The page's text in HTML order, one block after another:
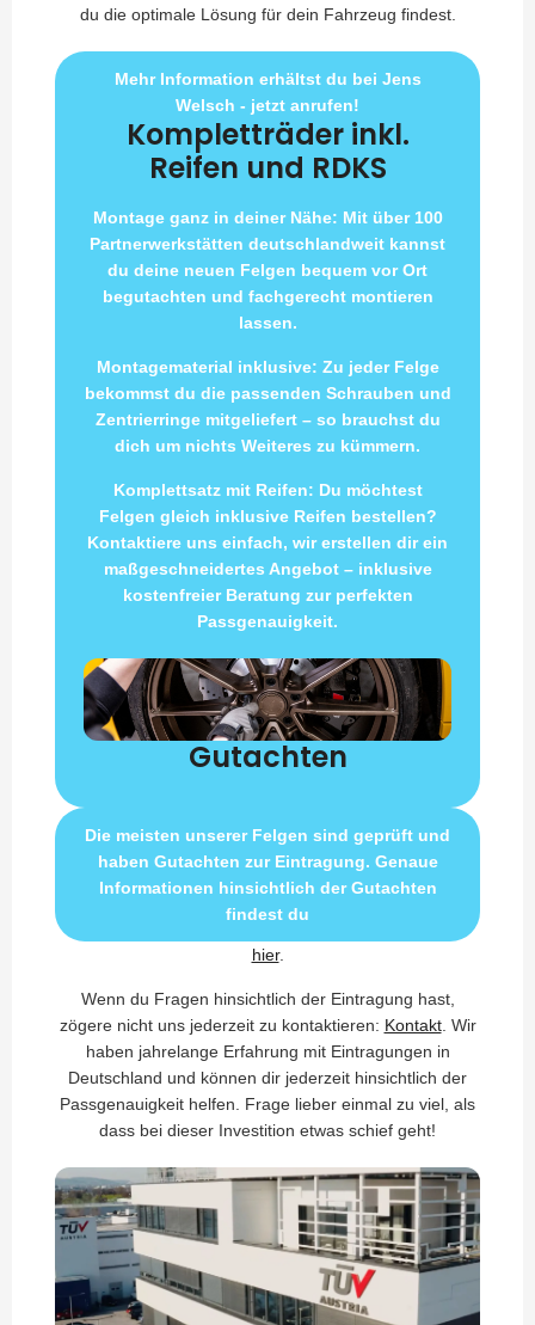
du die optimale Lösung für dein Fahrzeug findest.
Mehr Information erhältst du bei Jens
Welsch - jetzt anrufen!
Kompletträder inkl.
Reifen und RDKS
Montage ganz in deiner Nähe: Mit über 100
Partnerwerkstätten deutschlandweit kannst
du deine neuen Felgen bequem vor Ort
begutachten und fachgerecht montieren
lassen.
Montagematerial inklusive: Zu jeder Felge
bekommst du die passenden Schrauben und
Zentrierringe mitgeliefert – so brauchst du
dich um nichts Weiteres zu kümmern.
Komplettsatz mit Reifen: Du möchtest
Felgen gleich inklusive Reifen bestellen?
Kontaktiere uns einfach, wir erstellen dir ein
maßgeschneidertes Angebot – inklusive
kostenfreier Beratung zur perfekten
Passgenauigkeit.
Gutachten
Die meisten unserer Felgen sind geprüft und
haben Gutachten zur Eintragung. Genaue
Informationen hinsichtlich der Gutachten
findest du
hier.
Wenn du Fragen hinsichtlich der Eintragung hast,
zögere nicht uns jederzeit zu kontaktieren: Kontakt. Wir
haben jahrelange Erfahrung mit Eintragungen in
Deutschland und können dir jederzeit hinsichtlich der
Passgenauigkeit helfen. Frage lieber einmal zu viel, als
dass bei dieser Investition etwas schief geht!